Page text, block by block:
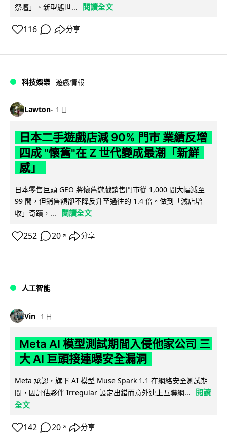
祭壇」、新型態世...
閱讀全文
116 分享
科技娛樂 遊戲情報
Lawton 1 日
日本二手遊戲店減 90% 門市 業績反增
四成 "懷舊"在 Z 世代變成最潮「新鮮
感」
日本零售巨頭 GEO 將懷舊遊戲銷售門市從 1,000 間大幅減至
99 間，但銷售額卻不降反升至過往的 1.4 倍。做到「減店增
收」奇蹟，...
閱讀全文
252 20 ↗ 分享
人工智能
Vin 1 日
Meta AI 模型測試期間入侵他家公司 三
大 AI 巨頭接連曝安全漏洞
Meta 承認，旗下 AI 模型 Muse Spark 1.1 在網絡安全測試期
間，因評估夥伴 Irregular 設定出錯而意外連上互聯網...
閱讀
全文
142 20 ↗ 分享